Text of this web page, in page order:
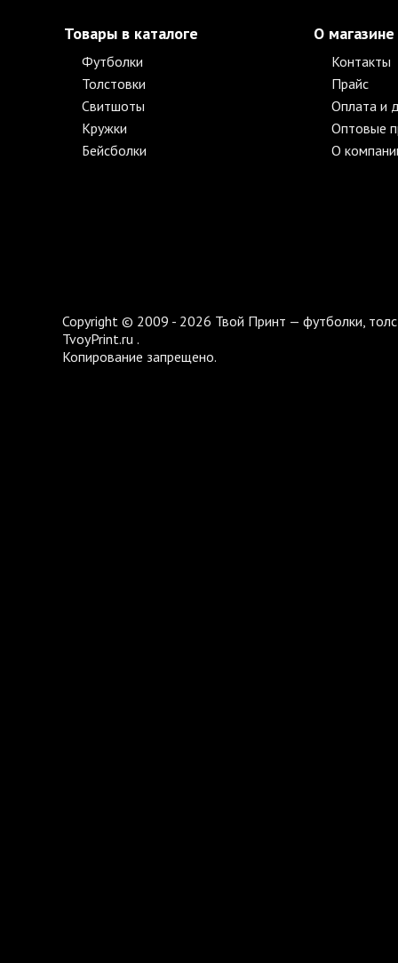
Товары в каталоге
Футболки
Толстовки
Свитшоты
Кружки
Бейсболки
О магазине
Контакты
Прайс
Оплата и
Оптовые
О
Copyright © 2009 - 2026 Твой Принт — футболки,
TvoyPrint.ru .
Копирование запрещено.